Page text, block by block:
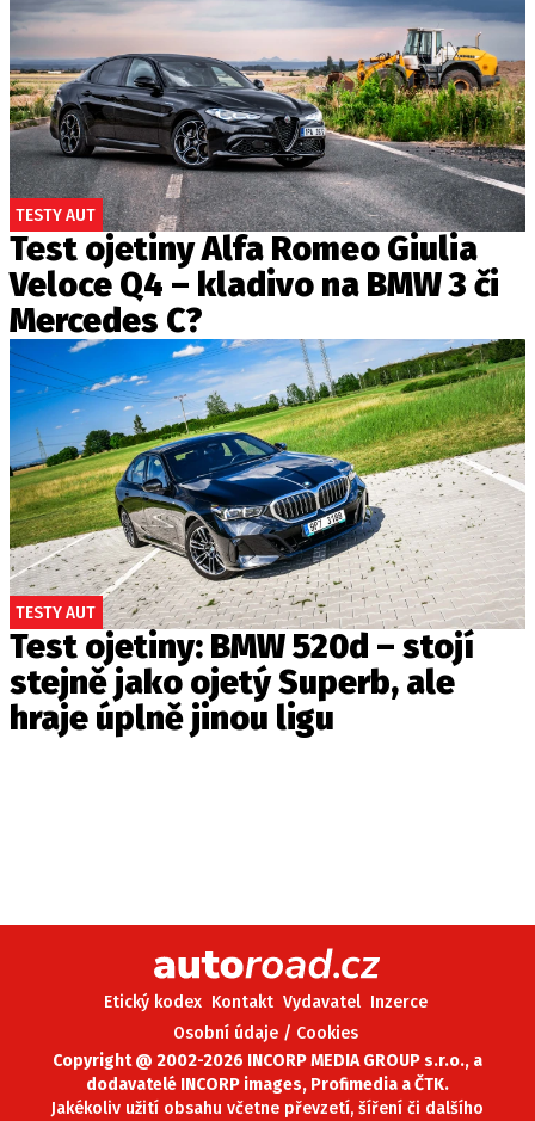
TESTY AUT
Test ojetiny Alfa Romeo Giulia
Veloce Q4 – kladivo na BMW 3 či
Mercedes C?
TESTY AUT
Test ojetiny: BMW 520d – stojí
stejně jako ojetý Superb, ale
hraje úplně jinou ligu
Etický kodex Kontakt Vydavatel Inzerce
Osobní údaje / Cookies
Copyright @ 2002-2026 INCORP MEDIA GROUP s.r.o., a
dodavatelé INCORP images, Profimedia a ČTK.
Jakékoliv užití obsahu včetne převzetí, šíření či dalšího